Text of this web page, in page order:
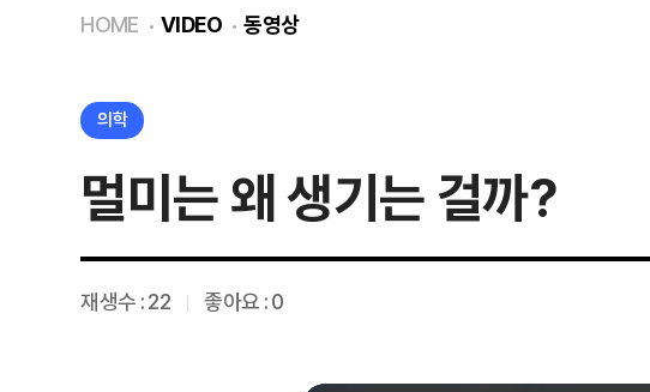
HOME VIDEO 동영상
의학
멀미는 왜 생기는 걸까?
재생수 :22 좋아요 : 0